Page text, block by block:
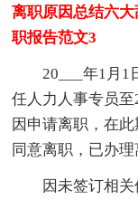
离职原因总结六
职报告范文3
20___年1月1
任人力人事专员
因申请离职，在
同意离职，已办理
因未签订相关